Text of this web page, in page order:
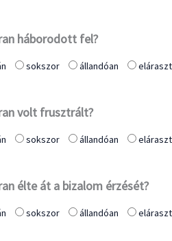
háborodott fel?
sokszor állandóan
volt frusztrált?
sokszor állandóan
élte át a bizalom érzését?
sokszor állandóan